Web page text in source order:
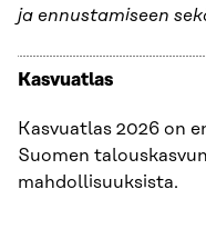
ja ennustamiseen
Kasvuatlas
Kasvuatlas 2026 on
Suomen
mahdollisuuksista.